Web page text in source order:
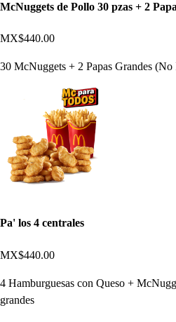
McNuggets de Pollo 30 pzas + 2
MX$440.00
30 McNuggets + 2 Papas Grandes
Pa' los 4 centrales
MX$440.00
4 Hamburguesas con Queso +
grandes